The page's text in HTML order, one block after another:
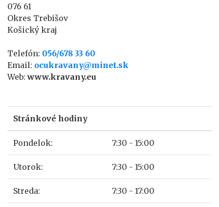
076 61
Okres Trebišov
Košický kraj
Telefón: 056/678 33 60
Email: ocukravany@minet.sk
Web:www.kravany.eu
Stránkové hodiny
Pondelok: 7:30 - 15:00
Utorok: 7:30 - 15:00
Streda: 7:30 - 17:00